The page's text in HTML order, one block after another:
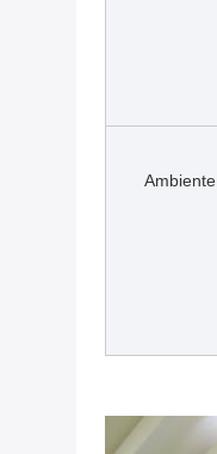
Ambiente